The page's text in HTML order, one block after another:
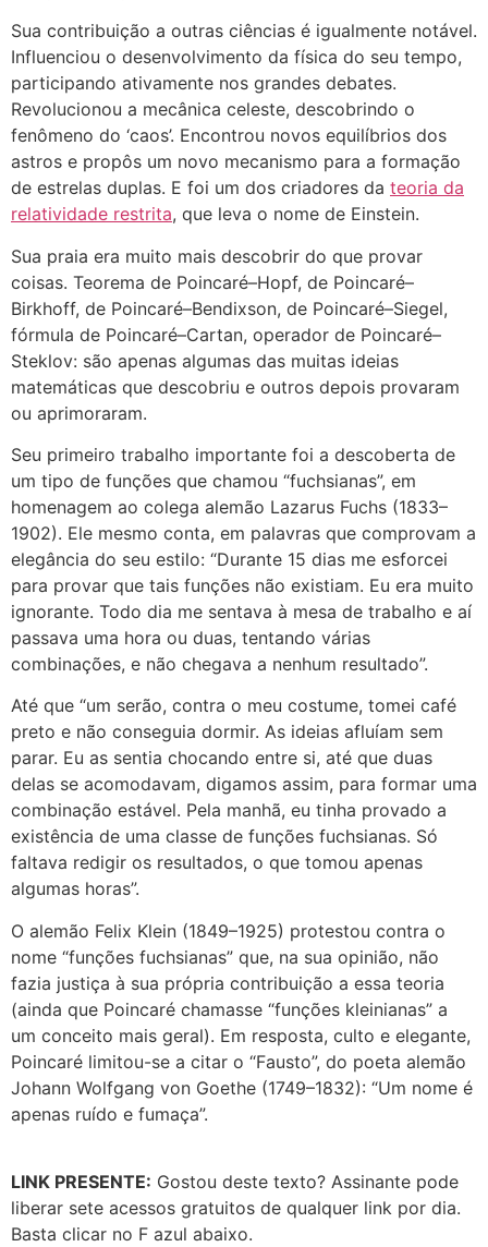
Sua contribuição a outras ciências é igualmente notável.
Influenciou o desenvolvimento da física do seu tempo,
participando ativamente nos grandes debates.
Revolucionou a mecânica celeste, descobrindo o
fenômeno do ‘caos’. Encontrou novos equilíbrios dos
astros e propôs um novo mecanismo para a formação
de estrelas duplas. E foi um dos criadores da teoria da
relatividade restrita, que leva o nome de Einstein.
Sua praia era muito mais descobrir do que provar
coisas. Teorema de Poincaré–Hopf, de Poincaré–
Birkhoff, de Poincaré–Bendixson, de Poincaré–Siegel,
fórmula de Poincaré–Cartan, operador de Poincaré–
Steklov: são apenas algumas das muitas ideias
matemáticas que descobriu e outros depois provaram
ou aprimoraram.
Seu primeiro trabalho importante foi a descoberta de
um tipo de funções que chamou “fuchsianas”, em
homenagem ao colega alemão Lazarus Fuchs (1833–
1902). Ele mesmo conta, em palavras que comprovam a
elegância do seu estilo: “Durante 15 dias me esforcei
para provar que tais funções não existiam. Eu era muito
ignorante. Todo dia me sentava à mesa de trabalho e aí
passava uma hora ou duas, tentando várias
combinações, e não chegava a nenhum resultado”.
Até que “um serão, contra o meu costume, tomei café
preto e não conseguia dormir. As ideias afluíam sem
parar. Eu as sentia chocando entre si, até que duas
delas se acomodavam, digamos assim, para formar uma
combinação estável. Pela manhã, eu tinha provado a
existência de uma classe de funções fuchsianas. Só
faltava redigir os resultados, o que tomou apenas
algumas horas”.
O alemão Felix Klein (1849–1925) protestou contra o
nome “funções fuchsianas” que, na sua opinião, não
fazia justiça à sua própria contribuição a essa teoria
(ainda que Poincaré chamasse “funções kleinianas” a
um conceito mais geral). Em resposta, culto e elegante,
Poincaré limitou-se a citar o “Fausto”, do poeta alemão
Johann Wolfgang von Goethe (1749–1832): “Um nome é
apenas ruído e fumaça”.
LINK PRESENTE: Gostou deste texto? Assinante pode
liberar sete acessos gratuitos de qualquer link por dia.
Basta clicar no F azul abaixo.